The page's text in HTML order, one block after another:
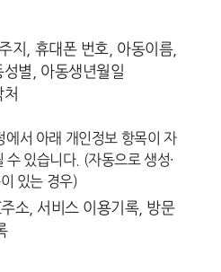
지, 휴대폰 번호, 아동이름,
별, 아동생년월일
서 아래 개인정보 항목이 자
있습니다. (자동으로 생성·
있는 경우)
소, 서비스 이용기록, 방문